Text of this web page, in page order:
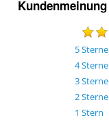
Kundenmeinung
5Sterne
4Sterne
3Sterne
2Sterne
1 Stern